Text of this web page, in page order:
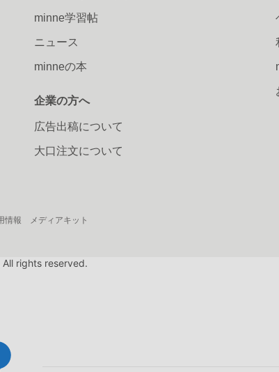
minne学習帖
ニュース
minneの本
企業の方へ
広告出稿について
大口注文について
情報 メディアキット
rights reserved.